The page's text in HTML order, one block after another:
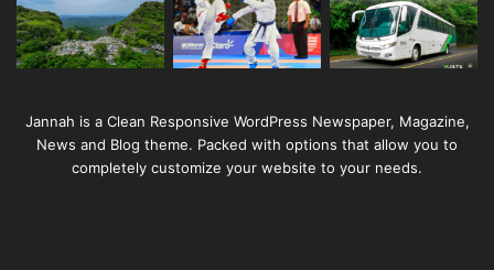
Jannah is a Clean Responsive WordPress Newspaper, Magazine,
News and Blog theme. Packed with options that allow you to
completely customize your website to your needs.